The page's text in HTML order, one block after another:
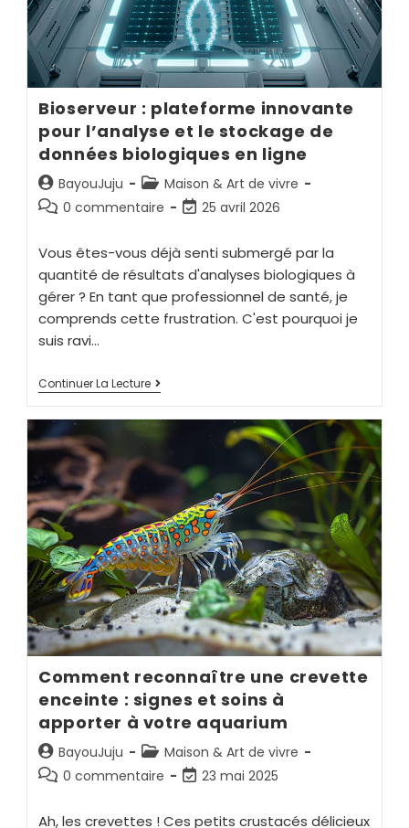
Bioserveur : plateforme innovante
pour l’analyse et le stockage de
données biologiques en ligne
BayouJuju
Maison & Art de vivre
0 commentaire
25 avril 2026
Vous êtes-vous déjà senti submergé par la
quantité de résultats d'analyses biologiques à
gérer ? En tant que professionnel de santé, je
comprends cette frustration. C'est pourquoi je
suis ravi…
Continuer La Lecture
Comment reconnaître une crevette
enceinte : signes et soins à
apporter à votre aquarium
BayouJuju
Maison & Art de vivre
0 commentaire
23 mai 2025
Ah, les crevettes ! Ces petits crustacés délicieux